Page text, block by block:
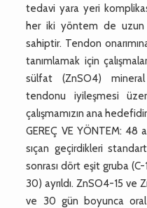
tedavi yara yeri
her iki yöntem de uzun
sahiptir. Tendon
tanımlamak için
sülfat (ZnSO4)
tendonu iyileşmesi
çalışmamızın ana
GEREÇ VE YÖNTEM:
sıçan geçirdikleri
sonrası dört eşit gruba
30) ayrıldı. ZnSO4-15 ve
ve 30 gün boyunca